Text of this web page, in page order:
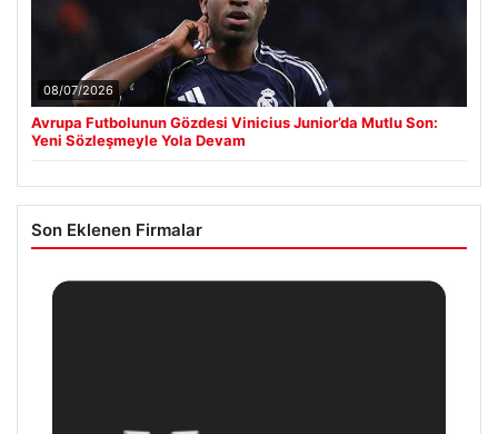
08/07/2026
Avrupa Futbolunun Gözdesi Vinicius Junior’da Mutlu Son:
Yeni Sözleşmeyle Yola Devam
Son Eklenen Firmalar